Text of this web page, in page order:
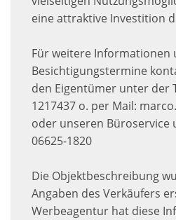
eine attraktive Investition
Für weitere Informationen
Besichtigungstermine
den Eigentümer unter der
1217437 o. per Mail:
oder unseren Büroservice
06625-1820
Die Objektbeschreibung
Angaben des Verkäufers
Werbeagentur hat diese